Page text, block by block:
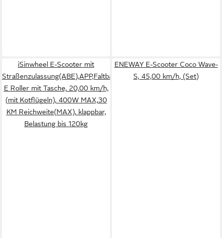
iSinwheel E-Scooter mit
Straßenzulassung(ABE),APP,Faltbar
E Roller mit Tasche, 20,00 km/h,
(mit Kotflügeln), 400W MAX,30
KM Reichweite(MAX), klappbar,
Belastung bis 120kg
ENEWAY E-Scooter Coco Wave-
S, 45,00 km/h, (Set)